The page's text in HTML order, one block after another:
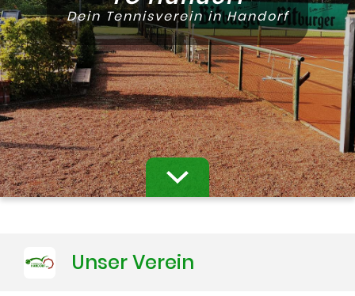
Termine
Unser Verein expand_more
Mannschaften
Jugend expand_more
Sponsoren
Galerie
Platzbuchung
Dein Tennisverein in Handorf
Unser Verein